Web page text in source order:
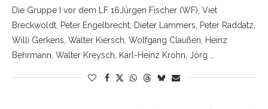
Die Gruppe I vor dem LF 16Jürgen Fischer (WF), Viet
Breckwoldt, Peter Engelbrecht, Dieter Lammers, Peter Raddatz,
Willi Gerkens, Walter Kiersch, Wolfgang Claußen, Heinz
Behrmann, Walter Kreysch, Karl-Heinz Krohn, Jörg …